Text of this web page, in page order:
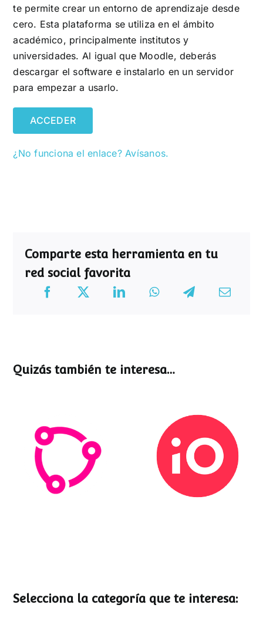
te permite crear un entorno de aprendizaje desde
cero. Esta plataforma se utiliza en el ámbito
académico, principalmente institutos y
universidades. Al igual que Moodle, deberás
descargar el software e instalarlo en un servidor
para empezar a usarlo.
ACCEDER
¿No funciona el enlace? Avísanos.
Comparte esta herramienta en tu
red social favorita
Quizás también te interesa…
Esemtia Stockio
Selecciona la categoría que te interesa: